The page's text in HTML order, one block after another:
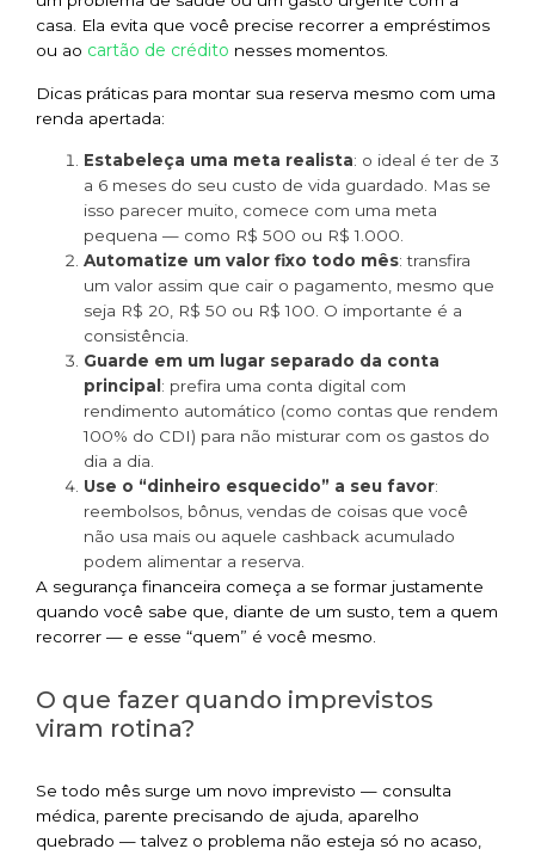
casa. Ela evita que você precise recorrer a empréstimos
ou ao cartão de crédito nesses momentos.
Dicas práticas para montar sua reserva mesmo com uma
renda apertada:
Estabeleça uma meta realista: o ideal é ter de 3
a 6 meses do seu custo de vida guardado. Mas se
isso parecer muito, comece com uma meta
pequena — como R$ 500 ou R$ 1.000.
Automatize um valor fixo todo mês: transfira
um valor assim que cair o pagamento, mesmo que
seja R$ 20, R$ 50 ou R$ 100. O importante é a
consistência.
Guarde em um lugar separado da conta
principal : prefira uma conta digital com
rendimento automático (como contas que rendem
100% do CDI) para não misturar com os gastos do
dia a dia.
Use o “dinheiro esquecido” a seu favor:
reembolsos, bônus, vendas de coisas que você
não usa mais ou aquele cashback acumulado
podem alimentar a reserva.
A segurança financeira começa a se formar justamente
quando você sabe que, diante de um susto, tem a quem
recorrer — e esse “quem” é você mesmo.
O que fazer quando imprevistos
viram rotina?
Se todo mês surge um novo imprevisto — consulta
médica, parente precisando de ajuda, aparelho
quebrado — talvez o problema não esteja só no acaso,